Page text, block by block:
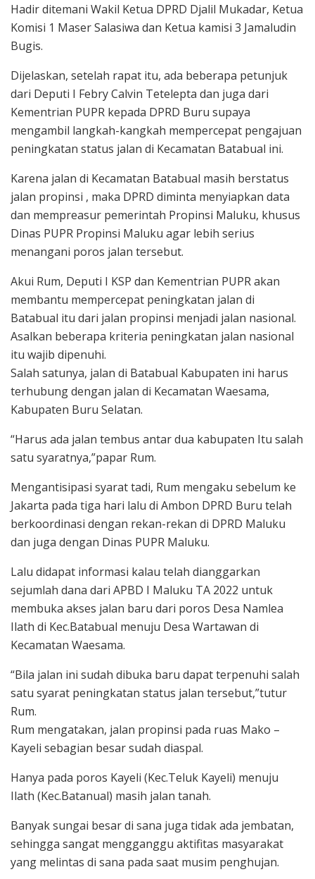
Hadir ditemani Wakil Ketua DPRD Djalil Mukadar, Ketua
Komisi 1 Maser Salasiwa dan Ketua kamisi 3 Jamaludin
Bugis.
Dijelaskan, setelah rapat itu, ada beberapa petunjuk
dari Deputi I Febry Calvin Tetelepta dan juga dari
Kementrian PUPR kepada DPRD Buru supaya
mengambil langkah-kangkah mempercepat pengajuan
peningkatan status jalan di Kecamatan Batabual ini.
Karena jalan di Kecamatan Batabual masih berstatus
jalan propinsi , maka DPRD diminta menyiapkan data
dan mempreasur pemerintah Propinsi Maluku, khusus
Dinas PUPR Propinsi Maluku agar lebih serius
menangani poros jalan tersebut.
Akui Rum, Deputi I KSP dan Kementrian PUPR akan
membantu mempercepat peningkatan jalan di
Batabual itu dari jalan propinsi menjadi jalan nasional.
Asalkan beberapa kriteria peningkatan jalan nasional
itu wajib dipenuhi.
Salah satunya, jalan di Batabual Kabupaten ini harus
terhubung dengan jalan di Kecamatan Waesama,
Kabupaten Buru Selatan.
“Harus ada jalan tembus antar dua kabupaten Itu salah
satu syaratnya,”papar Rum.
Mengantisipasi syarat tadi, Rum mengaku sebelum ke
Jakarta pada tiga hari lalu di Ambon DPRD Buru telah
berkoordinasi dengan rekan-rekan di DPRD Maluku
dan juga dengan Dinas PUPR Maluku.
Lalu didapat informasi kalau telah dianggarkan
sejumlah dana dari APBD I Maluku TA 2022 untuk
membuka akses jalan baru dari poros Desa Namlea
Ilath di Kec.Batabual menuju Desa Wartawan di
Kecamatan Waesama.
“Bila jalan ini sudah dibuka baru dapat terpenuhi salah
satu syarat peningkatan status jalan tersebut,”tutur
Rum.
Rum mengatakan, jalan propinsi pada ruas Mako –
Kayeli sebagian besar sudah diaspal.
Hanya pada poros Kayeli (Kec.Teluk Kayeli) menuju
Ilath (Kec.Batanual) masih jalan tanah.
Banyak sungai besar di sana juga tidak ada jembatan,
sehingga sangat mengganggu aktifitas masyarakat
yang melintas di sana pada saat musim penghujan.